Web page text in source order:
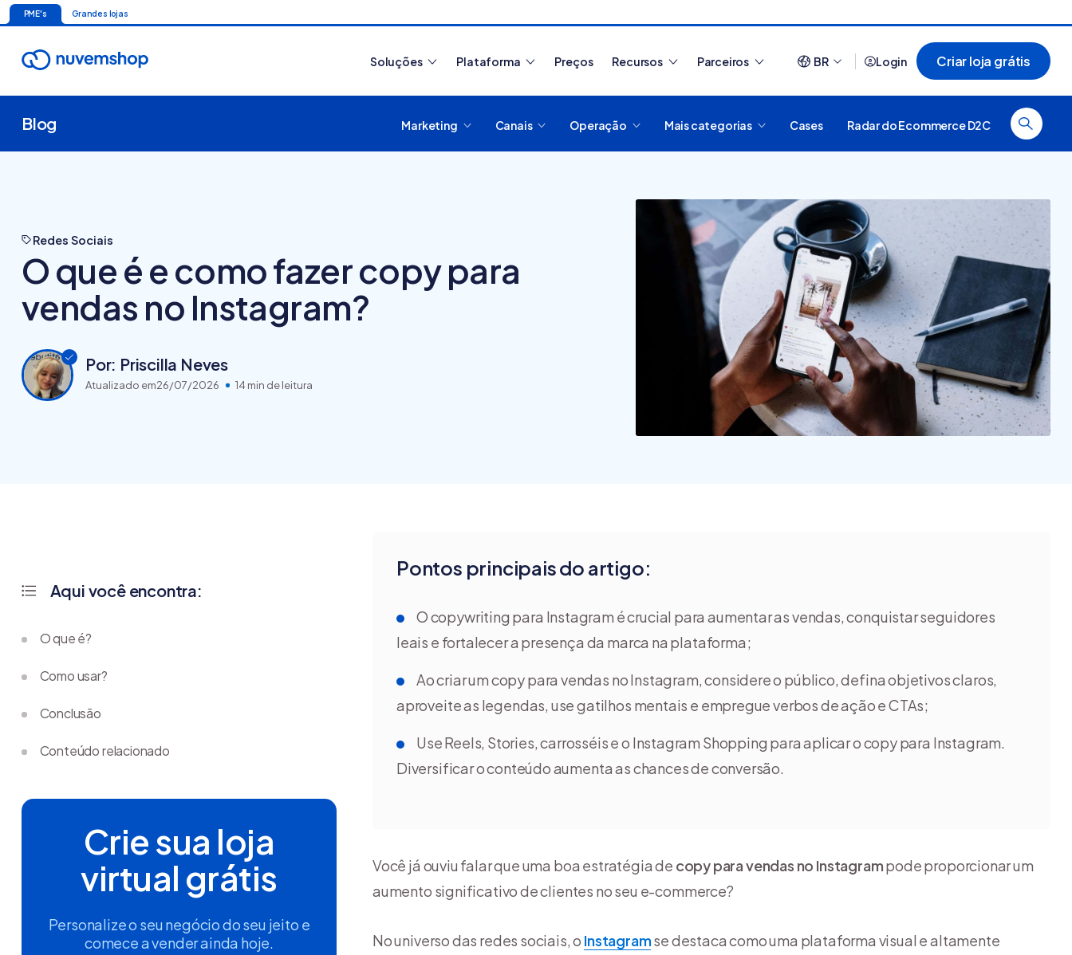
PME's Grandes lojas
Soluções Plataforma Preços Recursos
O que é plataforma
digital, como funciona e
quais são os tipos?
[guia]
44 sites que usam
Nuvemshop para te
inspirar a ter o seu
negó...
Parceiros BR Login Criar loja grátis
Blog Marketing Canais Operação Mais categorias Cases Radar do Ecommerce D2C
Redes Sociais
O que é e como fazer copy para
vendas no Instagram?
Por: Priscilla Neves
Atualizado em26/07/2026 14 min de leitura
Pontos principais do artigo:
O copywriting para Instagram é crucial para aumentar as vendas, conquistar seguidores
leais e fortalecer a presença da marca na plataforma;
Ao criar um copy para vendas no Instagram, considere o público, defina objetivos claros,
aproveite as legendas, use gatilhos mentais e empregue verbos de ação e CTAs;
Use Reels, Stories, carrosséis e o Instagram Shopping para aplicar o copy para Instagram.
Diversificar o conteúdo aumenta as chances de conversão.
Você já ouviu falar que uma boa estratégia de copy para vendas no Instagrampode proporcionar um
aumento significativo de clientes no seu e-commerce?
No universo das redes sociais, o Instagramse destaca como uma plataforma visual e altamente
Aqui você encontra:
O que é?
Como usar?
Conclusão
Conteúdo relacionado
Crie sua loja
virtual grátis
Personalize o seu negócio do seu jeito e
comece a vender ainda hoje.